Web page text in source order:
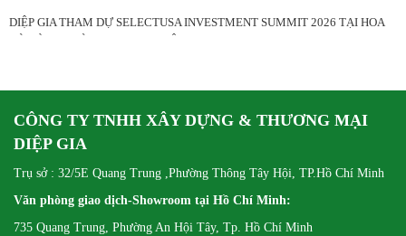
DIỆP GIA THAM DỰ SELECTUSA INVESTMENT SUMMIT 2026 TẠI HOA
CÔNG TY TNHH XÂY DỰNG & THƯƠNG MẠI
DIỆP GIA
Trụ sở : 32/5E Quang Trung ,Phường Thông Tây Hội, TP.Hồ Chí Minh
Văn phòng giao dịch-Showroom tại Hồ Chí Minh:
735 Quang Trung, Phường An Hội Tây, Tp. Hồ Chí Minh